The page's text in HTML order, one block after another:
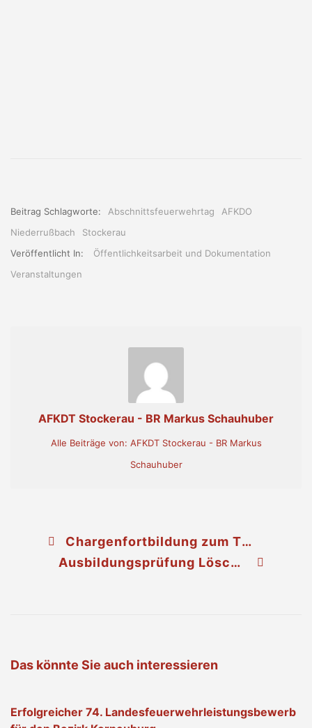
Beitrag Schlagworte: Abschnittsfeuerwehrtag
AFKDO
Niederrußbach
Stockerau
Veröffentlicht In:
Öffentlichkeitsarbeit und Dokumentation
Veranstaltungen
AFKDT Stockerau - BR Markus Schauhuber
Alle Beiträge von: AFKDT Stockerau - BR Markus
Schauhuber
Chargenfortbildung zum Thema Ausbildung in Spillern
Ausbildungsprüfung Löscheinsatz in Weinsteig
Das könnte Sie auch interessieren
Erfolgreicher 74. Landesfeuerwehrleistungsbewerb